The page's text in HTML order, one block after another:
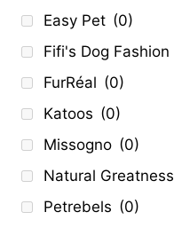
Easy Pet (0)
Fifi's Dog Fashion
FurRéal (0)
Katoos (0)
Missogno (0)
Natural Greatness
Petrebels (0)